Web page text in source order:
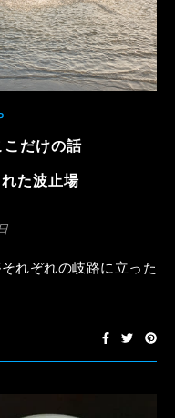
こだけの話
た波止場